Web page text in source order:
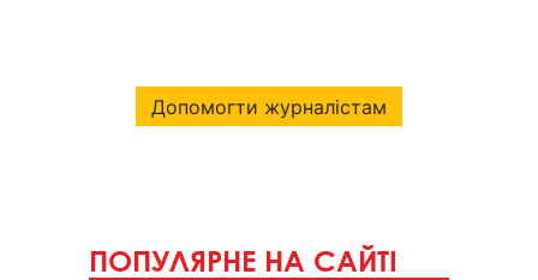
Допомогти журналістам
ПОПУЛЯРНЕ НА САЙТІ